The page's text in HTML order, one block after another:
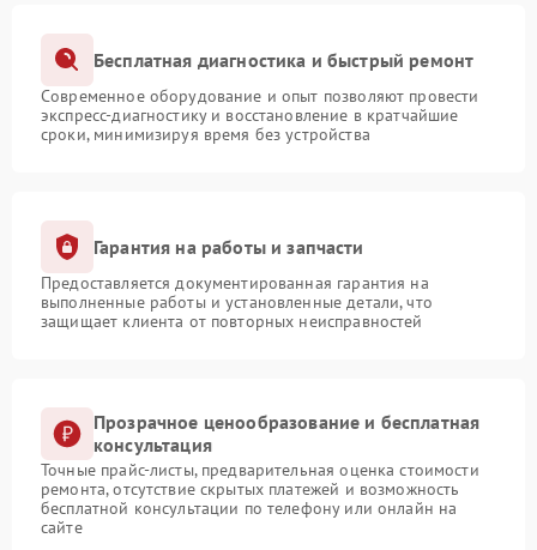
Бесплатная диагностика и быстрый ремонт
Современное оборудование и опыт позволяют провести
экспресс-диагностику и восстановление в кратчайшие
сроки, минимизируя время без устройства
Гарантия на работы и запчасти
Предоставляется документированная гарантия на
выполненные работы и установленные детали, что
защищает клиента от повторных неисправностей
Прозрачное ценообразование и бесплатная
консультация
Точные прайс-листы, предварительная оценка стоимости
ремонта, отсутствие скрытых платежей и возможность
бесплатной консультации по телефону или онлайн на
сайте